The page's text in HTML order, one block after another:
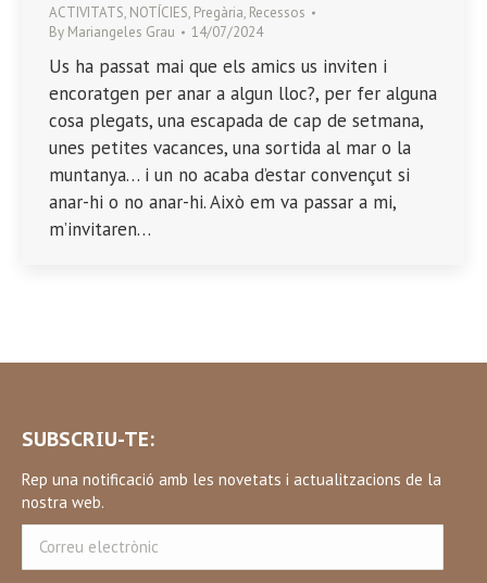
ACTIVITATS, NOTÍCIES, Pregària, Recessos
By Mariangeles Grau 14/07/2024
Us ha passat mai que els amics us inviten i
encoratgen per anar a algun lloc?, per fer alguna
cosa plegats, una escapada de cap de setmana,
unes petites vacances, una sortida al mar o la
muntanya… i un no acaba d’estar convençut si
anar-hi o no anar-hi. Això em va passar a mi,
m’invitaren…
SUBSCRIU-TE:
Rep una notificació amb les novetats i actualitzacions de la
nostra web.
electrònic